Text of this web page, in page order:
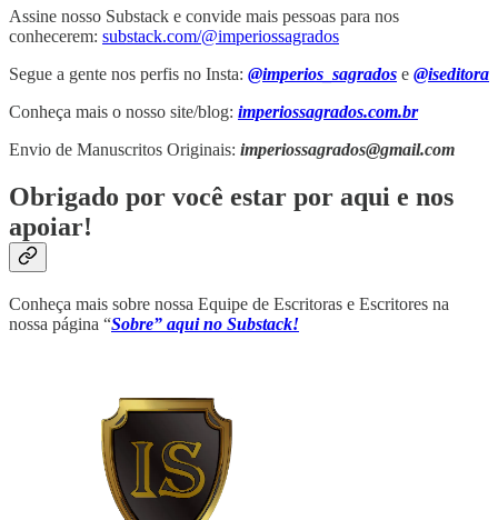
Assine nosso Substack e convide mais pessoas para nos
conhecerem: substack.com/@imperiossagrados
Segue a gente nos perfis no Insta: @imperios_sagrados e @iseditora
Conheça mais o nosso site/blog: imperiossagrados.com.br
Envio de Manuscritos Originais: imperiossagrados@gmail.com
Obrigado por você estar por aqui e nos
apoiar!
Conheça mais sobre nossa Equipe de Escritoras e Escritores na
nossa página “Sobre” aqui no Substack!